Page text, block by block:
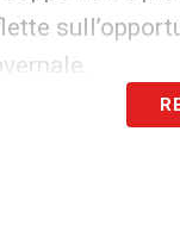
considerarlo